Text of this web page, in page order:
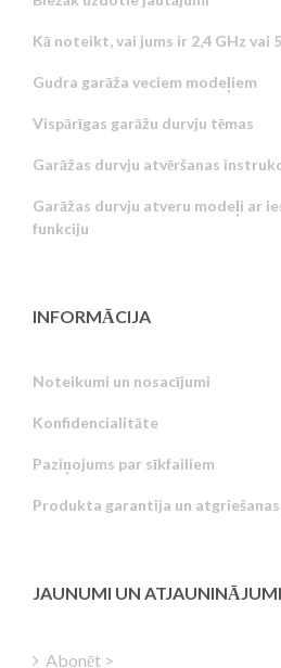
Kā noteikt, vai jums ir 2,4 GHz vai
Gudra garāža veciem modeļiem
Vispārīgas garāžu durvju tēmas
Garāžas durvju atvēršanas
Garāžas durvju atveru modeļi ar
funkciju
INFORMĀCIJA
Noteikumi un nosacījumi
Konfidencialitāte
Paziņojums par sīkfailiem
Produkta garantija un
JAUNUMI UN ATJAUNINĀJUMI
Abonēt >